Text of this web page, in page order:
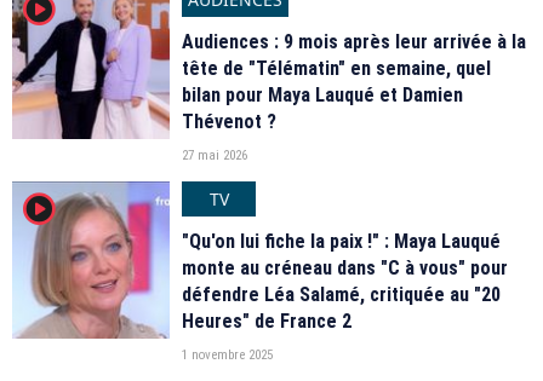
player2
Audiences : 9 mois après leur arrivée à la
tête de "Télématin" en semaine, quel
bilan pour Maya Lauqué et Damien
Thévenot ?
27 mai 2026
player2
TV
"Qu'on lui fiche la paix !" : Maya Lauqué
monte au créneau dans "C à vous" pour
défendre Léa Salamé, critiquée au "20
Heures" de France 2
1 novembre 2025